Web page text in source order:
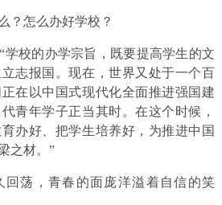
？怎么办好学校？
学校的办学宗旨，既要提高学生的文
志报国。现在，世界又处于一个百
在以中国式现代化全面推进强国建
青年学子正当其时。在这个时候，
办好、把学生培养好，为推进中国
之材。”
回荡，青春的面庞洋溢着自信的笑